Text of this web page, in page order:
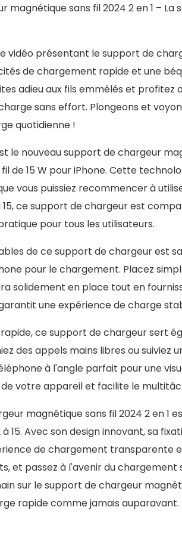
sans fil 2024 2 en 1 –
vidéo présentant le support de
de chargement rapide et une
adieu aux fils emmêlés et
sans effort. Plongeons et
quotidienne !
le nouveau support de chargeur
de 15 W pour iPhone. Cette
vous puissiez recommencer à
15, ce support de chargeur est
pour tous les utilisateurs.
de ce support de chargeur est
pour le chargement. Placez
solidement en place tout en
une expérience de charge
ce support de chargeur sert
des appels mains libres ou
à l'angle parfait pour une
votre appareil et facilite le
magnétique sans fil 2024 2 en
15. Avec son design innovant, sa
de chargement transparente
et passez à l'avenir du
sur le support de chargeur
rapide comme jamais auparavant.